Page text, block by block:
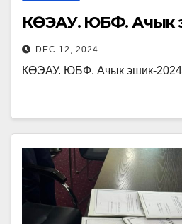
КӨЭАУ. ЮБФ. Ачык
DEC 12, 2024
КӨЭАУ. ЮБФ. Ачык эшик-